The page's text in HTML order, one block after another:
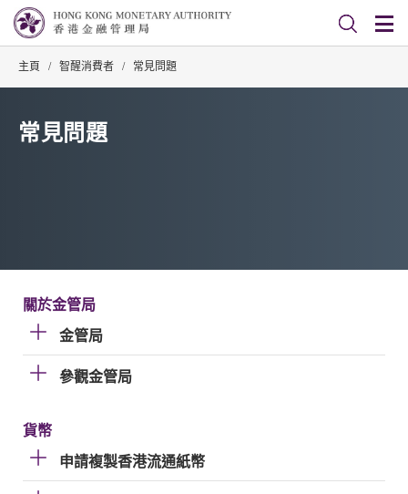
主頁 / 智醒消費者 / 常見問題
常見問題
關於金管局
金管局
參觀金管局
貨幣
申請複製香港流通紙幣